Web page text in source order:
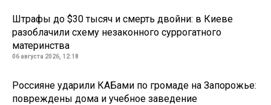
Штрафы до $30 тысяч и смерть двойни: в Киеве
разоблачили схему незаконного суррогатного
материнства
06 августа 2026, 12:18
Россияне ударили КАБами по громаде на Запорожье:
повреждены дома и учебное заведение